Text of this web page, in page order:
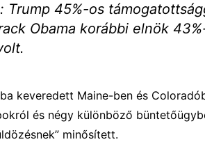
Trump 45%-os
Obama korábbi elnök
keveredett Maine-ben és
és négy különböző
minősített.